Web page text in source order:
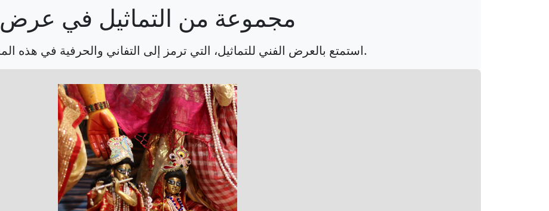
مجموعة من التماثيل في عرض
استمتع بالعرض الفني للتماثيل، التي ترمز إلى التفاني والحرفية في هذه المجموعة الجذابة.